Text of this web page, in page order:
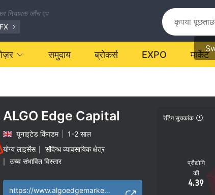
नियामक जाँच एप
समुदाय ब्रोकर्स EXPO मार्केट
ALGO Edge Capital
यूनाइटेड किंगडम
1-2 साल
योग्य लाइसेंस
संदिग्ध व्यावसायिक क्षेत्र
उच्च संभावित विस्तार
https://www.algoedgemarkets.com
रेटिंग सूचकांक
प्रौद्योगि
की
4.39